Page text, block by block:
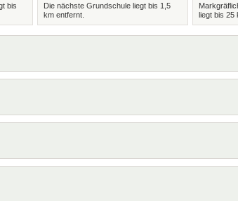
bis
Die nächste Grundschule liegt bis 1,5
km entfernt.
liegt bis 25